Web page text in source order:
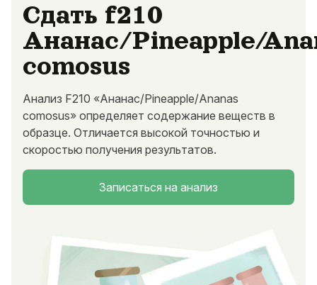
Сдать f210
Ананас/Pineapple/
comosus
Анализ F210 «Ананас/Pineapple/Ananas
comosus» определяет содержание веществ в
образце. Отличается высокой точностью и
скоростью получения результатов.
Записаться на анализ